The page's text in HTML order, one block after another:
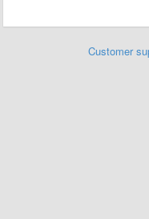
Customer